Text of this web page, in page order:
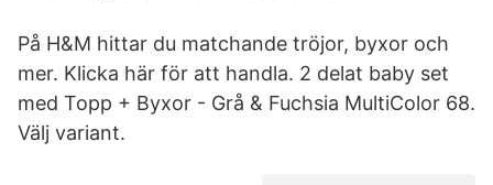
På H&M hittar du matchande tröjor, byxor och
mer. Klicka här för att handla. 2 delat baby set
med Topp + Byxor - Grå & Fuchsia MultiColor 68.
Välj variant.